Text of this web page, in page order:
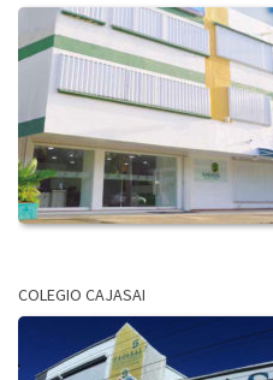
COLEGIO CAJASAI